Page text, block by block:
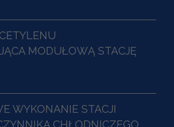
MODUŁOWĄ STACJĘ
WYKONANIE STACJI
CHŁODNICZEGO